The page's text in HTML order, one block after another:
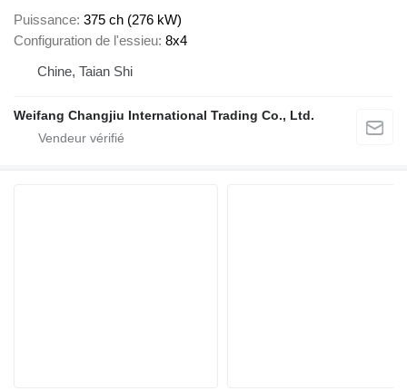
Puissance 375 ch (276 kW)
Configuration de l'essieu 8x4
Chine, Taian Shi
Weifang Changjiu International Trading Co., Ltd.